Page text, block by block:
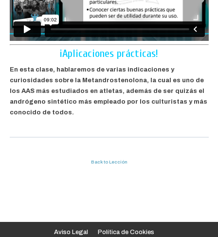
¡Aplicaciones prácticas!
En esta clase, hablaremos de varias indicaciones y
curiosidades sobre la Metandrostenolona, la cual es uno de
los AAS más estudiados en atletas, además de ser quizás el
andrógeno sintético más empleado por los culturistas y más
conocido de todos.
Back to Lección
Aviso Legal Política de Cookies